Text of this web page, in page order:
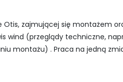
Otis, zajmującej się montażem
wind (przeglądy techniczne,
montażu) . Praca na jedną